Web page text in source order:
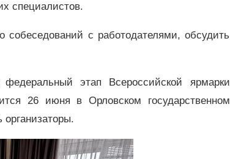
специалистов.
собеседований с работодателями, обсудить
этап Всероссийской ярмарки
26 июня в Орловском государственном